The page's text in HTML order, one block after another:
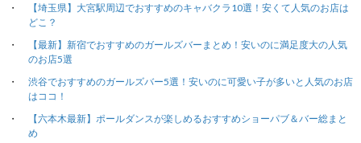
【埼玉県】大宮駅周辺でおすすめのキャバクラ10選！安くて人気のお店は
どこ？
【最新】新宿でおすすめのガールズバーまとめ！安いのに満足度大の人気
のお店5選
渋谷でおすすめのガールズバー5選！安いのに可愛い子が多いと人気のお店
はココ！
【六本木最新】ポールダンスが楽しめるおすすめショーパブ＆バー総まと
め